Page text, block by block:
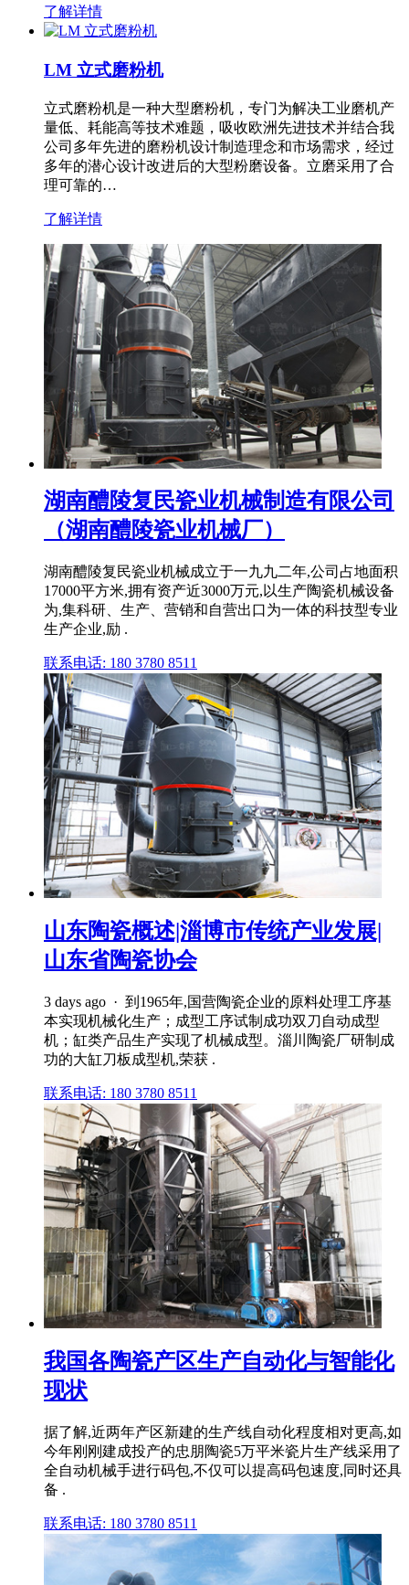
了解详情
LM 立式磨粉机
立式磨粉机是一种大型磨粉机，专门为解决工业磨机产
量低、耗能高等技术难题，吸收欧洲先进技术并结合我
公司多年先进的磨粉机设计制造理念和市场需求，经过
多年的潜心设计改进后的大型粉磨设备。立磨采用了合
理可靠的…
了解详情
湖南醴陵复民瓷业机械制造有限公司
（湖南醴陵瓷业机械厂）
湖南醴陵复民瓷业机械成立于一九九二年,公司占地面积
17000平方米,拥有资产近3000万元,以生产陶瓷机械设备
为,集科研、生产、营销和自营出口为一体的科技型专业
生产企业,励 .
联系电话: 180 3780 8511
山东陶瓷概述|淄博市传统产业发展|
山东省陶瓷协会
3 days ago · 到1965年,国营陶瓷企业的原料处理工序基
本实现机械化生产；成型工序试制成功双刀自动成型
机；缸类产品生产实现了机械成型。淄川陶瓷厂研制成
功的大缸刀板成型机,荣获 .
联系电话: 180 3780 8511
我国各陶瓷产区生产自动化与智能化
现状
据了解,近两年产区新建的生产线自动化程度相对更高,如
今年刚刚建成投产的忠朋陶瓷5万平米瓷片生产线采用了
全自动机械手进行码包,不仅可以提高码包速度,同时还具
备 .
联系电话: 180 3780 8511